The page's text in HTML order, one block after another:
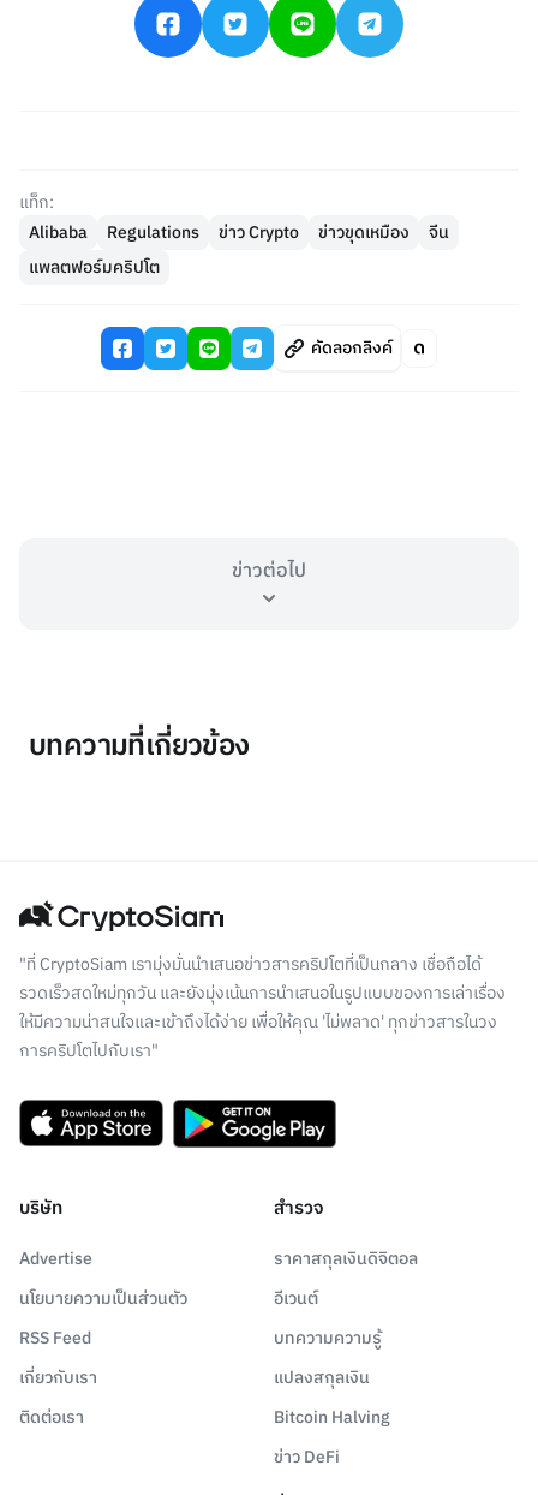
แท็ก:
Alibaba
Regulations ข่าว Crypto ข่าวขุดเหมือง
จีน
แพลตฟอร์มคริปโต
คัดลอกลิงค์
ข่าวต่อไป
บทความที่เกี่ยวข้อง
"ที่ CryptoSiam เรามุ่งมั่นนำเสนอข่าวสารคริปโตที่เป็นกลาง เชื่อถือได้
รวดเร็วสดใหม่ทุกวัน และยังมุ่งเน้นการนำเสนอในรูปแบบของการเล่าเรื่อง
ให้มีความน่าสนใจและเข้าถึงได้ง่าย เพื่อให้คุณ 'ไม่พลาด' ทุกข่าวสารในวง
การคริปโตไปกับเรา"
บริษัท
Advertise
นโยบายความเป็นส่วนตัว
RSS Feed
เกี่ยวกับเรา
ติดต่อเรา
สำรวจ
ราคาสกุลเงินดิจิตอล
อีเวนต์
บทความความรู้
แปลงสกุลเงิน
Bitcoin Halving
ข่าว DeFi